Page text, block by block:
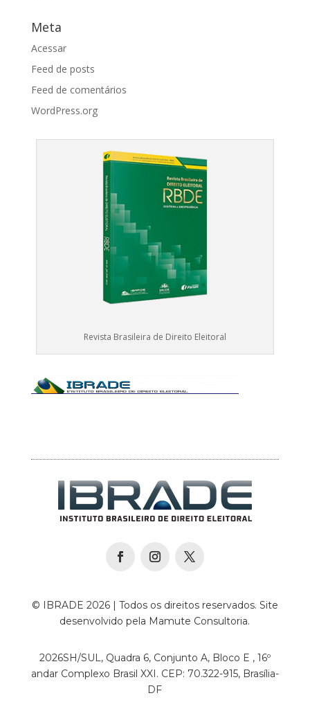
Meta
Acessar
Feed de posts
Feed de comentários
WordPress.org
Revista Brasileira de Direito Eleitoral
© IBRADE 2026 | Todos os direitos reservados. Site
desenvolvido pela Mamute Consultoria.
2026SH/SUL, Quadra 6, Conjunto A, Bloco E , 16º
andar Complexo Brasil XXI. CEP: 70.322-915, Brasília-
DF